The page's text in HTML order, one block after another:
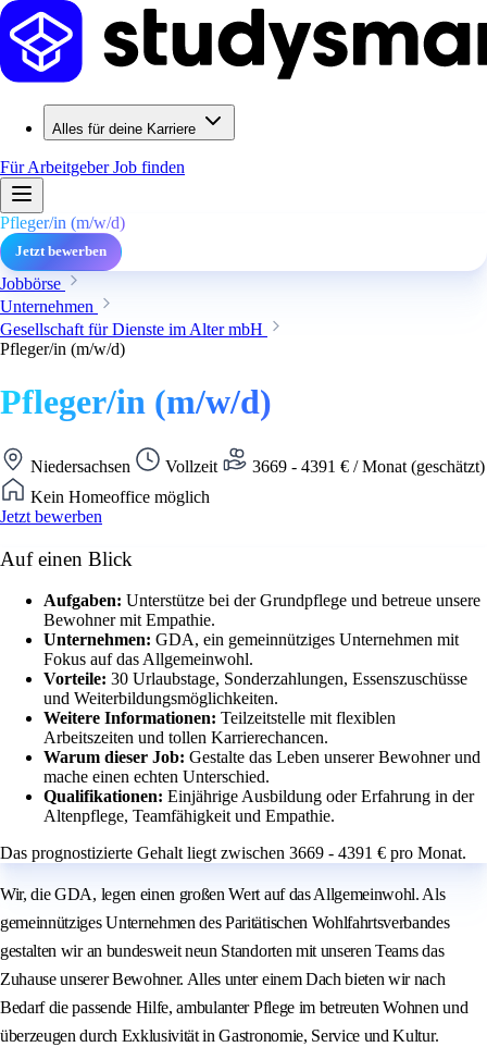
Alles für deine Karriere
Für ArbeitgeberJob finden
Pfleger/in (m/w/d)
Jetzt bewerben
Jobbörse
Unternehmen
Gesellschaft für Dienste im Alter mbH
Pfleger/in (m/w/d)
Pfleger/in (m/w/d)
Niedersachsen Vollzeit
3669 - 4391 € / Monat (geschätzt)
Kein Homeoffice möglich
Jetzt bewerben
Auf einen Blick
Aufgaben: Unterstütze bei der Grundpflege und betreue unsere
Bewohner mit Empathie.
Unternehmen: GDA, ein gemeinnütziges Unternehmen mit
Fokus auf das Allgemeinwohl.
Vorteile: 30 Urlaubstage, Sonderzahlungen, Essenszuschüsse
und Weiterbildungsmöglichkeiten.
Weitere Informationen: Teilzeitstelle mit flexiblen
Arbeitszeiten und tollen Karrierechancen.
Warum dieser Job: Gestalte das Leben unserer Bewohner und
mache einen echten Unterschied.
Qualifikationen: Einjährige Ausbildung oder Erfahrung in der
Altenpflege, Teamfähigkeit und Empathie.
Das prognostizierte Gehalt liegt zwischen 3669 - 4391 € pro Monat.
Wir, die GDA, legen einen großen Wert auf das Allgemeinwohl. Als
gemeinnütziges Unternehmen des Paritätischen Wohlfahrtsverbandes
gestalten wir an bundesweit neun Standorten mit unseren Teams das
Zuhause unserer Bewohner. Alles unter einem Dach bieten wir nach
Bedarf die passende Hilfe, ambulanter Pflege im betreuten Wohnen und
überzeugen durch Exklusivität in Gastronomie, Service und Kultur.